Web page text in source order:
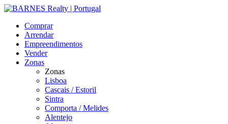
Comprar
Arrendar
Empreendimentos
Vender
Zonas
Zonas
Lisboa
Cascais / Estoril
Sintra
Comporta / Melides
Alentejo